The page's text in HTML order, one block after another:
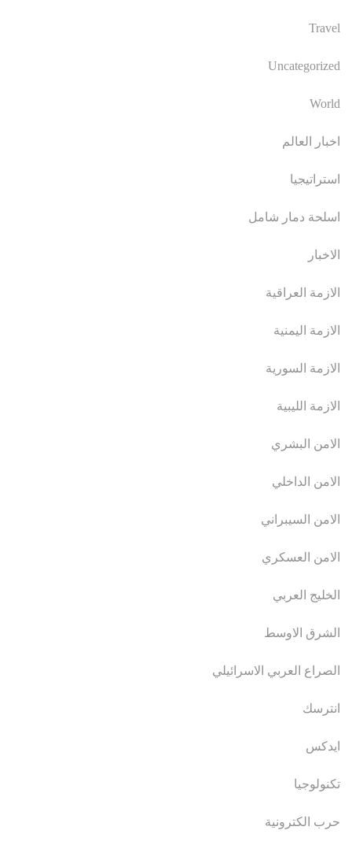
Travel
Uncategorized
World
اخبار العالم
استراتيجيا
اسلحة دمار شامل
الاخبار
الازمة العراقية
الازمة اليمنية
الازمة السورية
الازمة الليبية
الامن البشري
الامن الداخلي
الامن السيبراني
الامن العسكري
الخليج العربي
الشرق الاوسط
الصراع العربي الاسرائيلي
انترسك
ايدكس
تكنولوجيا
حرب الكترونية